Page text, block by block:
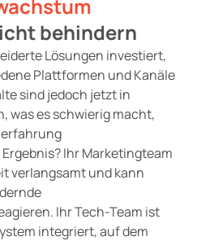
behindern
Lösungen investiert,
Plattformen und Kanäle
sind jedoch jetzt in
was es schwierig macht,
Ihr Marketingteam
verlangsamt und kann
Ihr Tech-Team ist
integriert, auf dem